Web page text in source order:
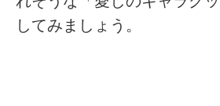
してみましょう。